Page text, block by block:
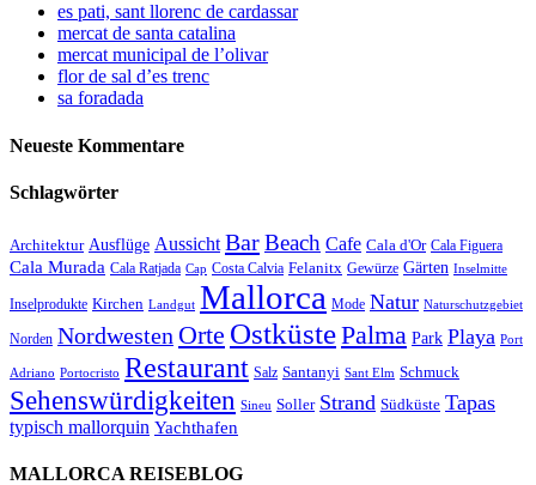
es pati, sant llorenc de cardassar
mercat de santa catalina
mercat municipal de l’olivar
flor de sal d’es trenc
sa foradada
Neueste Kommentare
Schlagwörter
Architektur Ausflüge Aussicht BarBeach Cafe Cala d'Or Cala Figuera
Cala Murada Cala Ratjada Cap Costa Calvia Felanitx Gewürze Gärten Inselmitte
Inselprodukte Kirchen Landgut Mallorca Mode Natur Naturschutzgebiet
Norden Nordwesten Orte OstküstePalma Park Playa Port
Adriano Portocristo Restaurant Salz Santanyi Sant Elm Schmuck
Sehenswürdigkeiten Sineu Soller Strand Südküste Tapas
typisch mallorquin Yachthafen
MALLORCA REISEBLOG